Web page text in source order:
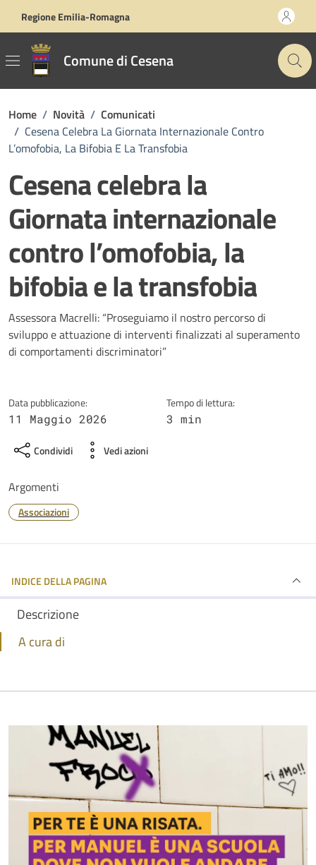
Regione Emilia-Romagna
Comune di Cesena
Home / Novità / Comunicati
/ Cesena Celebra La Giornata Internazionale Contro
L’omofobia, La Bifobia E La Transfobia
Cesena celebra la
Giornata internazionale
contro l’omofobia, la
bifobia e la transfobia
Dettagli della notizia
Assessora Macrelli: “Proseguiamo il nostro percorso di
sviluppo e attuazione di interventi finalizzati al superamento
di comportamenti discriminatori”
Data pubblicazione:
11 Maggio 2026
Tempo di lettura:
3 min
Condividi Vedi azioni
Argomenti
Associazioni
INDICE DELLA PAGINA
Descrizione
A cura di